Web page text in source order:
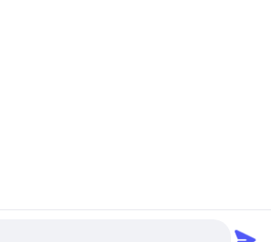
ANHUI CRYSTRO CRYSTAL MATERIALS